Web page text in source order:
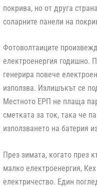
покрива, но от друга
соларните панели на
Фотоволтаиците
електроенергия годишно.
генерира повече
използва. Излишъкът се
Местното ЕРП не плаща
сметката за ток, така че
използването на батерия
През зимата, когато през
малко електроенергия,
електричество. Един